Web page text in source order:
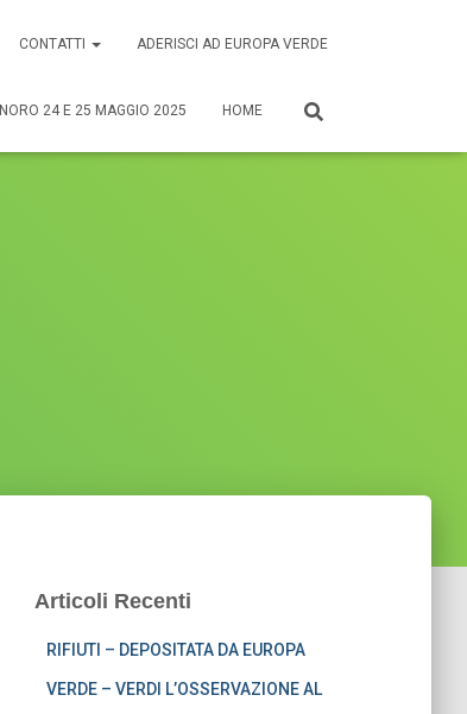
CONTATTI ADERISCI AD EUROPA VERDE
24 E 25 MAGGIO 2025 HOME
Articoli Recenti
RIFIUTI – DEPOSITATA DA EUROPA
VERDE – VERDI L’OSSERVAZIONE AL